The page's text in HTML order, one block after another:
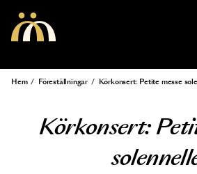
Länkstig
Hem / Föreställningar / Körkonsert: Petite messe
Körkonsert: